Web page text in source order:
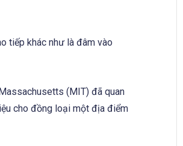
tiếp khác như là đâm vào
(MIT) đã quan
cho đồng loại một địa điểm